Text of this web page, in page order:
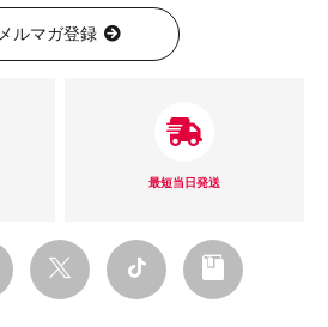
メルマガ登録
最短当日発送